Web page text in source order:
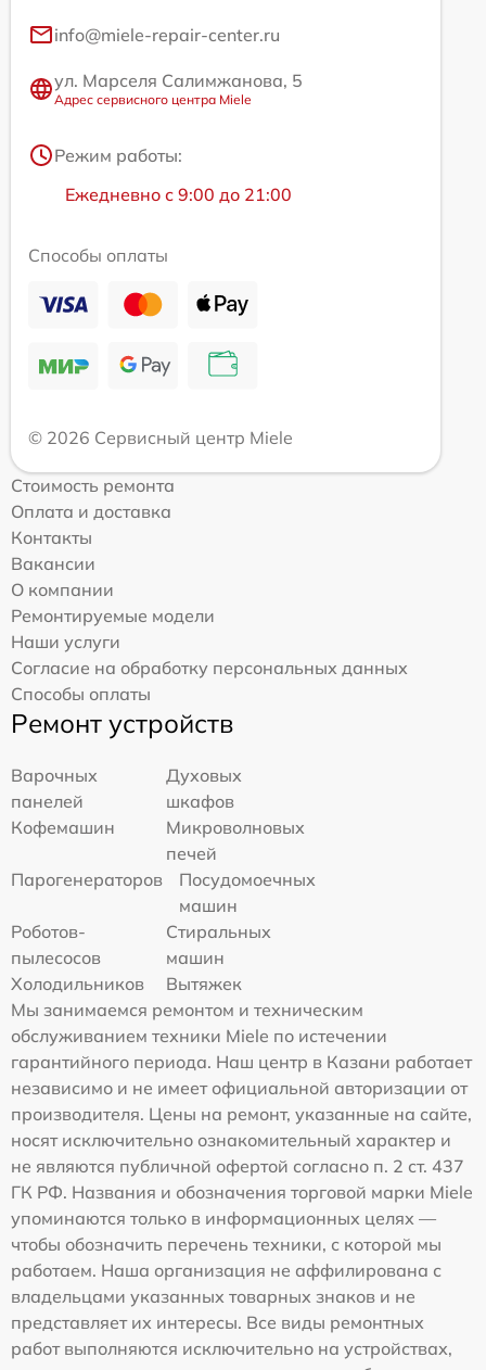
info@miele-repair-center.ru
ул. Марселя Салимжанова, 5
Адрес сервисного центра Miele
Режим работы:
Ежедневно с 9:00 до 21:00
Способы оплаты
© 2026 Сервисный центр Miele
Стоимость ремонта
Оплата и доставка
Контакты
Вакансии
О компании
Ремонтируемые модели
Наши услуги
Согласие на обработку персональных данных
Способы оплаты
Ремонт устройств
Варочных
панелей
Духовых
шкафов
Кофемашин
Микроволновых
печей
Парогенераторов
Посудомоечных
машин
Роботов-
пылесосов
Стиральных
машин
Холодильников
Вытяжек
Мы занимаемся ремонтом и техническим
обслуживанием техники Miele по истечении
гарантийного периода. Наш центр в Казани работает
независимо и не имеет официальной авторизации от
производителя. Цены на ремонт, указанные на сайте,
носят исключительно ознакомительный характер и
не являются публичной офертой согласно п. 2 ст. 437
ГК РФ. Названия и обозначения торговой марки Miele
упоминаются только в информационных целях —
чтобы обозначить перечень техники, с которой мы
работаем. Наша организация не аффилирована с
владельцами указанных товарных знаков и не
представляет их интересы. Все виды ремонтных
работ выполняются исключительно на устройствах,